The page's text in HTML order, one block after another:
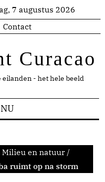
7 augustus 2026
Contact
Curacao
eilanden - het hele beeld
Milieu en natuur /
ruimt op na storm